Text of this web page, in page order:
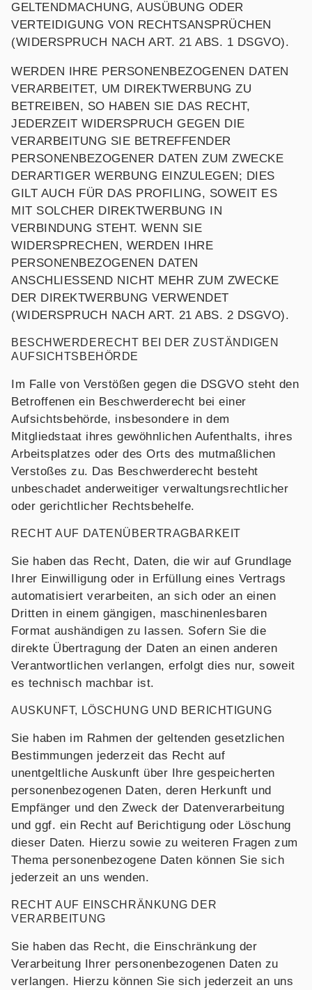
GELTENDMACHUNG, AUSÜBUNG ODER
VERTEIDIGUNG VON RECHTSANSPRÜCHEN
(WIDERSPRUCH NACH ART. 21 ABS. 1 DSGVO).
WERDEN IHRE PERSONENBEZOGENEN DATEN
VERARBEITET, UM DIREKTWERBUNG ZU
BETREIBEN, SO HABEN SIE DAS RECHT,
JEDERZEIT WIDERSPRUCH GEGEN DIE
VERARBEITUNG SIE BETREFFENDER
PERSONENBEZOGENER DATEN ZUM ZWECKE
DERARTIGER WERBUNG EINZULEGEN; DIES
GILT AUCH FÜR DAS PROFILING, SOWEIT ES
MIT SOLCHER DIREKTWERBUNG IN
VERBINDUNG STEHT. WENN SIE
WIDERSPRECHEN, WERDEN IHRE
PERSONENBEZOGENEN DATEN
ANSCHLIESSEND NICHT MEHR ZUM ZWECKE
DER DIREKTWERBUNG VERWENDET
(WIDERSPRUCH NACH ART. 21 ABS. 2 DSGVO).
BESCHWERDE­RECHT BEI DER ZUSTÄNDIGEN
AUFSICHTS­BEHÖRDE
Im Falle von Verstößen gegen die DSGVO steht den
Betroffenen ein Beschwerderecht bei einer
Aufsichtsbehörde, insbesondere in dem
Mitgliedstaat ihres gewöhnlichen Aufenthalts, ihres
Arbeitsplatzes oder des Orts des mutmaßlichen
Verstoßes zu. Das Beschwerderecht besteht
unbeschadet anderweitiger verwaltungsrechtlicher
oder gerichtlicher Rechtsbehelfe.
RECHT AUF DATEN­ÜBERTRAG­BARKEIT
Sie haben das Recht, Daten, die wir auf Grundlage
Ihrer Einwilligung oder in Erfüllung eines Vertrags
automatisiert verarbeiten, an sich oder an einen
Dritten in einem gängigen, maschinenlesbaren
Format aushändigen zu lassen. Sofern Sie die
direkte Übertragung der Daten an einen anderen
Verantwortlichen verlangen, erfolgt dies nur, soweit
es technisch machbar ist.
AUSKUNFT, LÖSCHUNG UND BERICHTIGUNG
Sie haben im Rahmen der geltenden gesetzlichen
Bestimmungen jederzeit das Recht auf
unentgeltliche Auskunft über Ihre gespeicherten
personenbezogenen Daten, deren Herkunft und
Empfänger und den Zweck der Datenverarbeitung
und ggf. ein Recht auf Berichtigung oder Löschung
dieser Daten. Hierzu sowie zu weiteren Fragen zum
Thema personenbezogene Daten können Sie sich
jederzeit an uns wenden.
RECHT AUF EINSCHRÄNKUNG DER
VERARBEITUNG
Sie haben das Recht, die Einschränkung der
Verarbeitung Ihrer personenbezogenen Daten zu
verlangen. Hierzu können Sie sich jederzeit an uns